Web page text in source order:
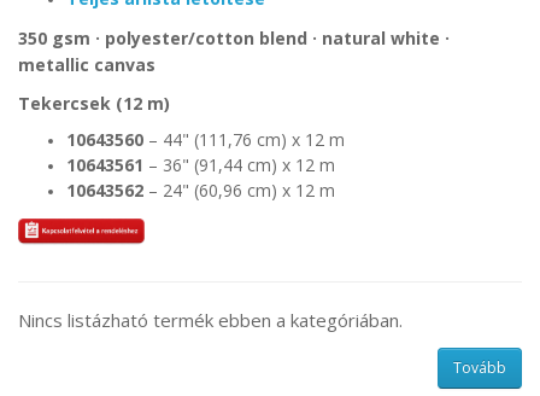
350 gsm · polyester/cotton blend · natural white ·
metallic canvas
Tekercsek (12 m)
10643560 – 44" (111,76 cm) x 12 m
10643561 – 36" (91,44 cm) x 12 m
10643562 – 24" (60,96 cm) x 12 m
Nincs listázható termék ebben a kategóriában.
Tovább